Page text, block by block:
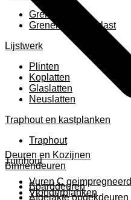
Grenen B ruw
Grenen gevingerlast
Lijstwerk
Plinten
Koplatten
Glaslatten
Neuslatten
Traphout en kastplanken
Traphout
Tuinhout
Vuren C geimpregneerd
Vlonderplanken
Deuren en Kozijnen
Binnendeuren
Boarddeuren
Afgelakte opdekdeuren